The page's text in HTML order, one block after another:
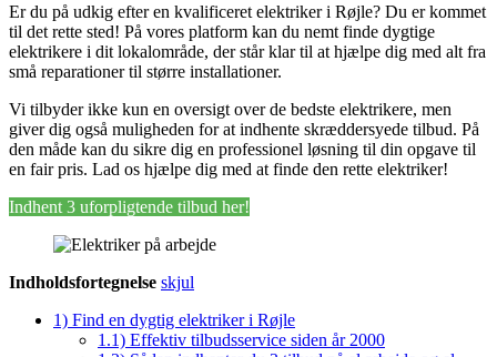
Er du på udkig efter en kvalificeret elektriker i Røjle? Du er kommet
til det rette sted! På vores platform kan du nemt finde dygtige
elektrikere i dit lokalområde, der står klar til at hjælpe dig med alt fra
små reparationer til større installationer.
Vi tilbyder ikke kun en oversigt over de bedste elektrikere, men
giver dig også muligheden for at indhente skræddersyede tilbud. På
den måde kan du sikre dig en professionel løsning til din opgave til
en fair pris. Lad os hjælpe dig med at finde den rette elektriker!
Indhent 3 uforpligtende tilbud her!
Indholdsfortegnelse skjul
1) Find en dygtig elektriker i Røjle
1.1) Effektiv tilbudsservice siden år 2000